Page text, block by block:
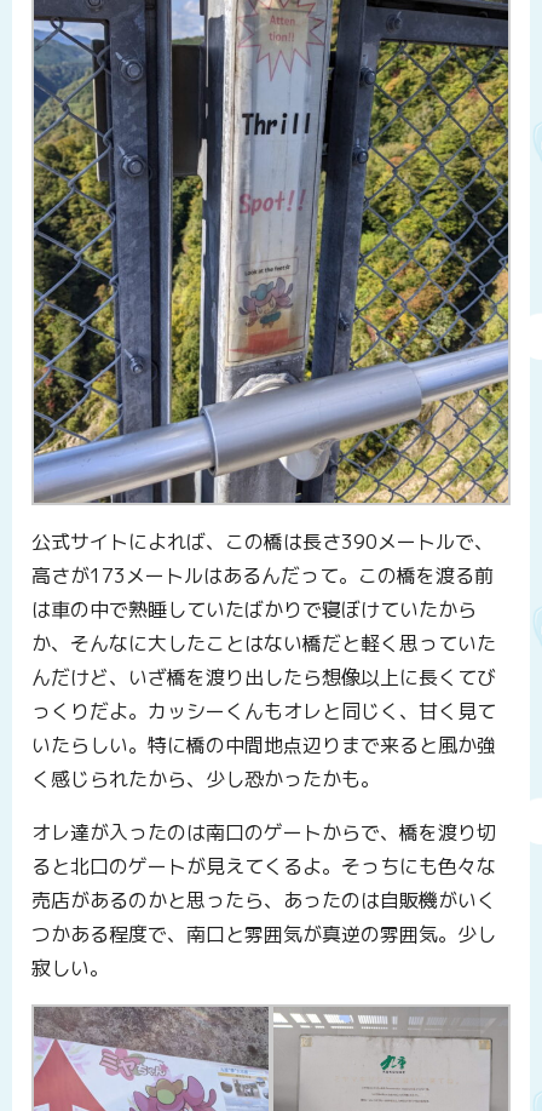
公式サイトによれば、この橋は長さ390メートルで、
高さが173メートルはあるんだって。この橋を渡る前
は車の中で熟睡していたばかりで寝ぼけていたから
か、そんなに大したことはない橋だと軽く思っていた
んだけど、いざ橋を渡り出したら想像以上に長くてび
っくりだよ。カッシーくんもオレと同じく、甘く見て
いたらしい。特に橋の中間地点辺りまで来ると風か強
く感じられたから、少し恐かったかも。
オレ達が入ったのは南口のゲートからで、橋を渡り切
ると北口のゲートが見えてくるよ。そっちにも色々な
売店があるのかと思ったら、あったのは自販機がいく
つかある程度で、南口と雰囲気が真逆の雰囲気。少し
寂しい。